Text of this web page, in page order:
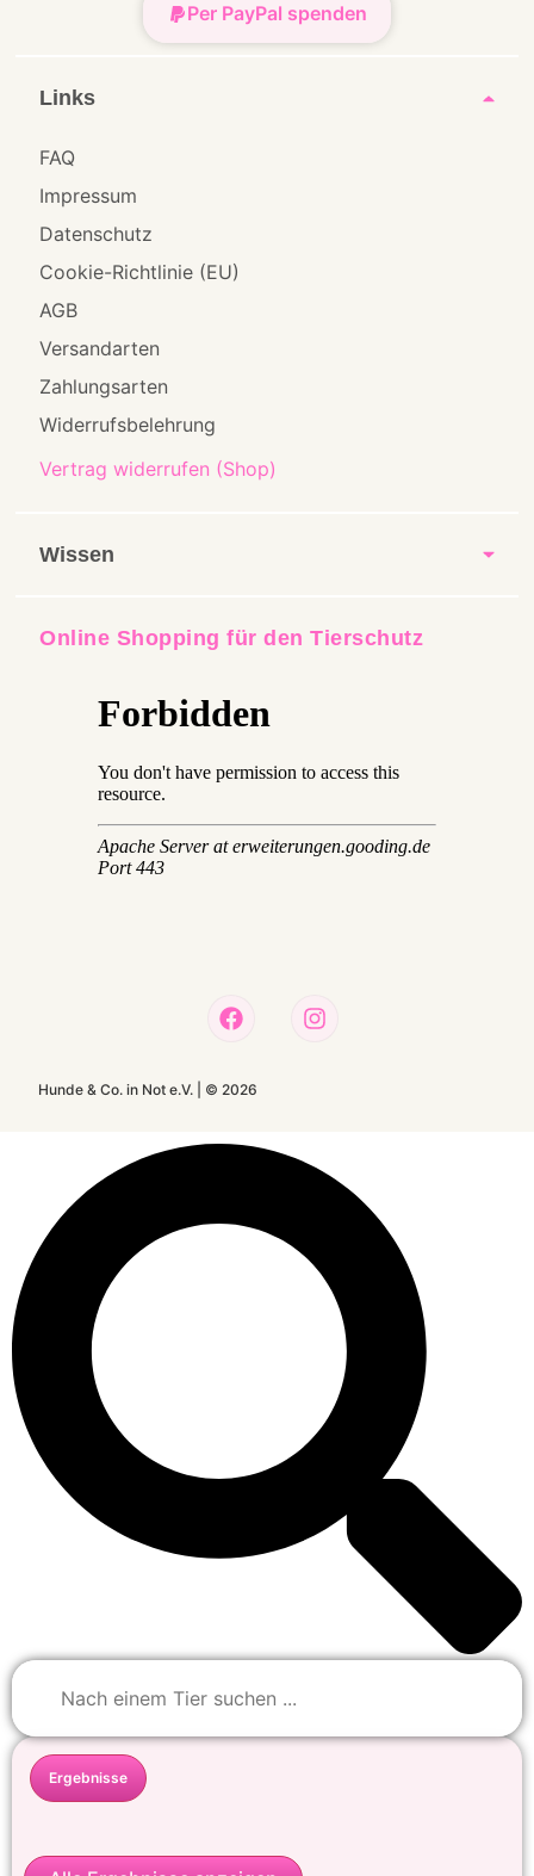
Per PayPal spenden
Vertrag widerrufen (Shop)
Links
FAQ
Impressum
Datenschutz
Cookie-Richtlinie (EU)
AGB
Versandarten
Zahlungsarten
Widerrufsbelehrung
Wissen
Online Shopping für den Tierschutz
Hunde & Co. in Not e.V. | © 2026
Ergebnisse